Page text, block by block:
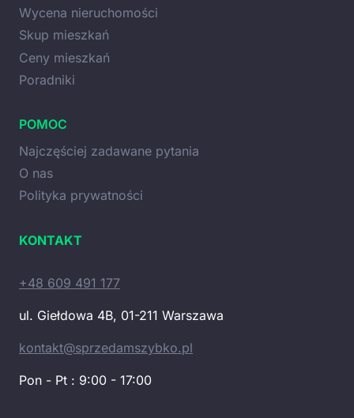
Wycena nieruchomości
Skup mieszkań
Ceny mieszkań
Poradniki
POMOC
Najczęściej zadawane pytania
O nas
Polityka prywatności
KONTAKT
+48 609 491 177
ul. Giełdowa 4B, 01-211 Warszawa
kontakt@sprzedamszybko.pl
Pon - Pt : 9:00 - 17:00